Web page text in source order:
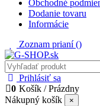
Obchodné
Dodanie tovaru
Informácie
Zoznam prianí ()
Prihlásiť sa
0 Košík /Prázdny
Nákupný košík
×